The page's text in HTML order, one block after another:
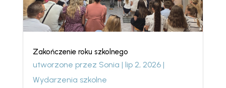
Zakończenie roku szkolnego
utworzone przez Sonia | lip 2, 2026|
Wydarzenia szkolne